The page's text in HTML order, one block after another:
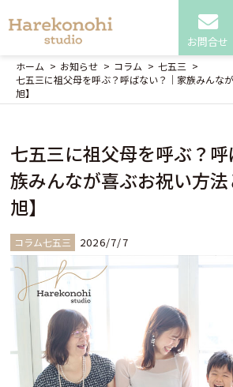
お問合せ
ホーム お知らせ コラム
七五三
七五三に祖父母を呼ぶ？呼ばない？｜家族みんな
旭】
七五三に祖父母を呼ぶ？
族みんなが喜ぶお祝い方
旭】
コラム七五三 2026/7/7